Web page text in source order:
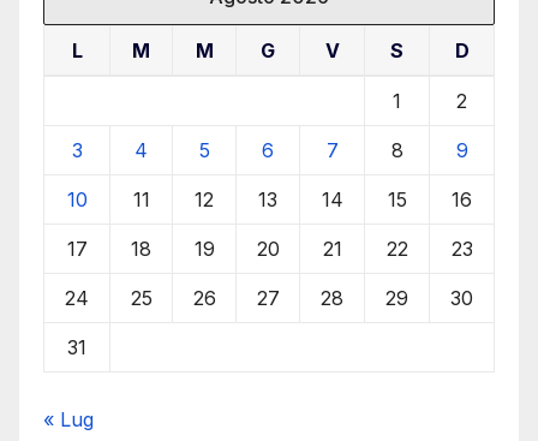
L M M G V S D
1 2
3 4 5 6 7 8 9
10 11 12 13 14 15 16
17 18 19 20 21 22 23
24 25 26 27 28 29 30
31
« Lug